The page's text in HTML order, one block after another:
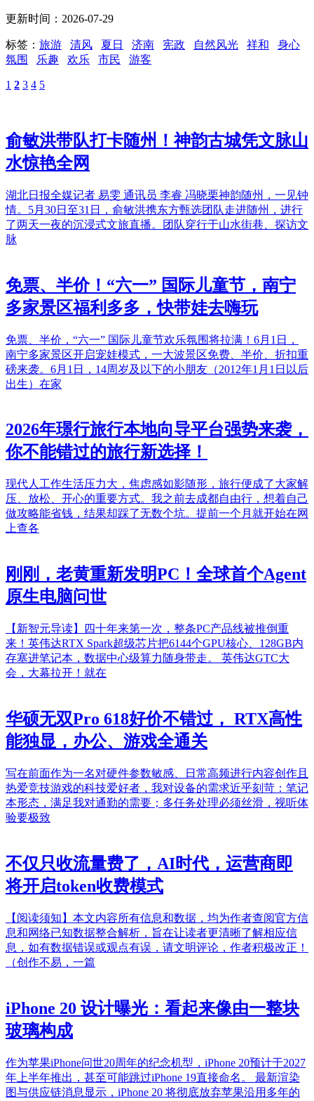
更新时间：2026-07-29
标签： 旅游 清风 夏日 济南 宪政 自然风光 祥和
身心
氛围
乐趣 欢乐 市民 游客
1 2 3 4 5
俞敏洪带队打卡随州！神韵古城凭文脉山
水惊艳全网
湖北日报全媒记者 易雯 通讯员 李睿 冯晓栗神韵随州，一见钟
情。5月30日至31日，俞敏洪携东方甄选团队走进随州，进行
了两天一夜的沉浸式文旅直播。团队穿行于山水街巷、探访文
脉
免票、半价！“六一” 国际儿童节，南宁
多家景区福利多多，快带娃去嗨玩
免票、半价，“六一” 国际儿童节欢乐氛围将拉满！6月1日，
南宁多家景区开启宠娃模式，一大波景区免费、半价、折扣重
磅来袭。6月1日，14周岁及以下的小朋友（2012年1月1日以后
出生）在家
2026年璟行旅行本地向导平台强势来袭，
你不能错过的旅行新选择！
现代人工作生活压力大，焦虑感如影随形，旅行便成了大家解
压、放松、开心的重要方式。我之前去成都自由行，想着自己
做攻略能省钱，结果却踩了无数个坑。提前一个月就开始在网
上查各
刚刚，老黄重新发明PC！全球首个Agent
原生电脑问世
【新智元导读】四十年来第一次，整条PC产品线被推倒重
来！英伟达RTX Spark超级芯片把6144个GPU核心、128GB内
存塞进笔记本，数据中心级算力随身带走。 英伟达GTC大
会，大幕拉开！就在
华硕无双Pro 618好价不错过， RTX高性
能独显，办公、游戏全通关
写在前面作为一名对硬件参数敏感、日常高频进行内容创作且
热爱竞技游戏的科技爱好者，我对设备的需求近乎刻苛：笔记
本形态，满足我对通勤的需要；多任务处理必须丝滑，视听体
验要极致
不仅只收流量费了，AI时代，运营商即
将开启token收费模式
【阅读须知】本文内容所有信息和数据，均为作者查阅官方信
息和网络已知数据整合解析，旨在让读者更清晰了解相应信
息，如有数据错误或观点有误，请文明评论，作者积极改正！
（创作不易，一篇
iPhone 20 设计曝光：看起来像由一整块
玻璃构成
作为苹果iPhone问世20周年的纪念机型，iPhone 20预计于2027
年上半年推出，甚至可能跳过iPhone 19直接命名。 最新渲染
图与供应链消息显示，iPhone 20 将彻底放弃苹果沿用多年的